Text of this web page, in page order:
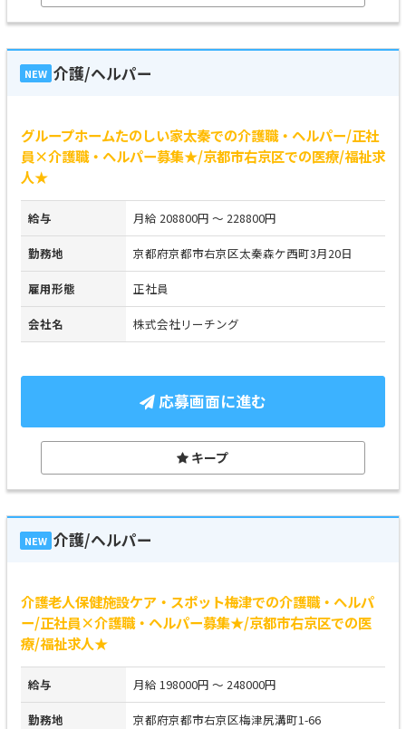
NEW 介護/ヘルパー
グループホームたのしい家太秦での介護職・ヘルパー/正社
員×介護職・ヘルパー募集★/京都市右京区での医療/福祉求
人★
給与 月給 208800円 ～ 228800円
勤務地 京都府京都市右京区太秦森ケ西町3月20日
雇用形態 正社員
会社名 株式会社リーチング
応募画面に進む
キープ
NEW 介護/ヘルパー
介護老人保健施設ケア・スポット梅津での介護職・ヘルパ
ー/正社員×介護職・ヘルパー募集★/京都市右京区での医
療/福祉求人★
給与 月給 198000円 ～ 248000円
勤務地 京都府京都市右京区梅津尻溝町1-66